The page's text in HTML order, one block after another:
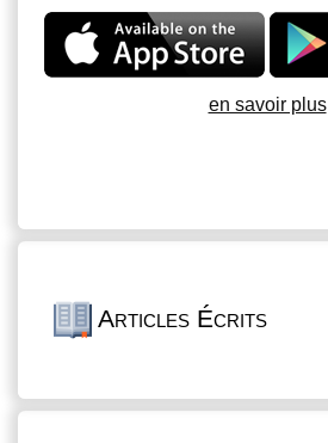
en savoir plus
Articles Écrits